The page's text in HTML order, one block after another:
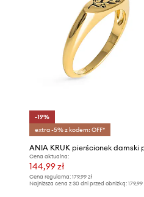
-19%
extra -5% z kodem: OFF*
Cena aktualna:
144,99 zł
Cena regularna: 179,99 zł
Najniższa cena z 30 dni przed obniżką: 179,99